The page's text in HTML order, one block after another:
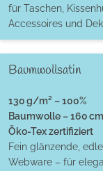
für Taschen,
Accessoires und
Baumwollsatin
130 g/m² – 100%
Baumwolle – 160
Öko-Tex zertifiziert
Fein glänzende, edle
Webware – für